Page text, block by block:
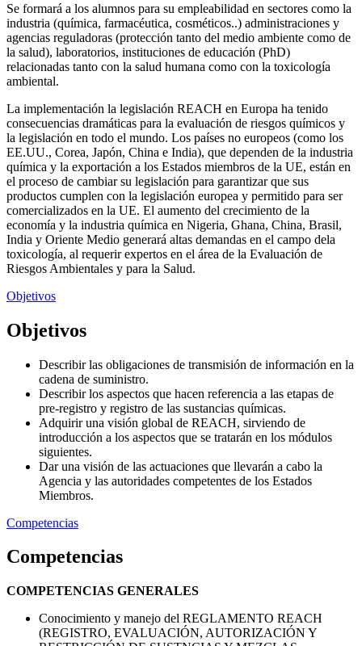
Se formará a los alumnos para su empleabilidad en sectores como la
industria (química, farmacéutica, cosméticos..) administraciones y
agencias reguladoras (protección tanto del medio ambiente como de
la salud), laboratorios, instituciones de educación (PhD)
relacionadas tanto con la salud humana como con la toxicología
ambiental.
La implementación la legislación REACH en Europa ha tenido
consecuencias dramáticas para la evaluación de riesgos químicos y
la legislación en todo el mundo. Los países no europeos (como los
EE.UU., Corea, Japón, China e India), que dependen de la industria
química y la exportación a los Estados miembros de la UE, están en
el proceso de cambiar su legislación para garantizar que sus
productos cumplen con la legislación europea y permitido para ser
comercializados en la UE. El aumento del crecimiento de la
economía y la industria química en Nigeria, Ghana, China, Brasil,
India y Oriente Medio generará altas demandas en el campo dela
toxicología, al requerir expertos en el área de la Evaluación de
Riesgos Ambientales y para la Salud.
Objetivos
Objetivos
Describir las obligaciones de transmisión de información en la
cadena de suministro.
Describir los aspectos que hacen referencia a las etapas de
pre-registro y registro de las sustancias químicas.
Adquirir una visión global de REACH, sirviendo de
introducción a los aspectos que se tratarán en los módulos
siguientes.
Dar una visión de las actuaciones que llevarán a cabo la
Agencia y las autoridades competentes de los Estados
Miembros.
Competencias
Competencias
COMPETENCIAS GENERALES
Conocimiento y manejo del REGLAMENTO REACH
(REGISTRO, EVALUACIÓN, AUTORIZACIÓN Y